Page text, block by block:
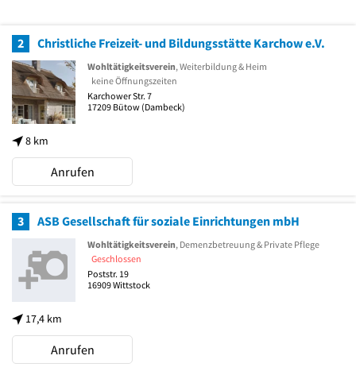
2 Christliche Freizeit- und Bildungsstätte Karchow e.V.
8 km
Wohltätigkeitsverein, Weiterbildung & Heim
keine Öffnungszeiten
Karchower Str. 7
17209 Bütow (Dambeck)
Anrufen
3 ASB Gesellschaft für soziale Einrichtungen mbH
17,4 km
Wohltätigkeitsverein, Demenzbetreuung & Private Pflege
Geschlossen
Poststr. 19
16909Wittstock
Anrufen